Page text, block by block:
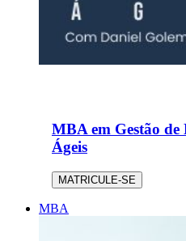
MBA em Gestão de
Ágeis
MATRICULE-SE
MBA